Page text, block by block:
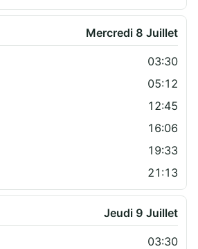
Mercredi 8 Juillet
03:30
05:12
12:45
16:06
19:33
21:13
Jeudi 9 Juillet
03:30